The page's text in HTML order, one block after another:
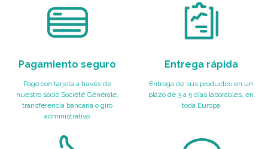
Pagamiento seguro
Pago con tarjeta a través de
nuestro socio Société Générale,
transferencia bancaria o giro
administrativo
Entrega rápida
Entrega de sus productos en un
plazo de 3 a 5 días laborables, en
toda Europa